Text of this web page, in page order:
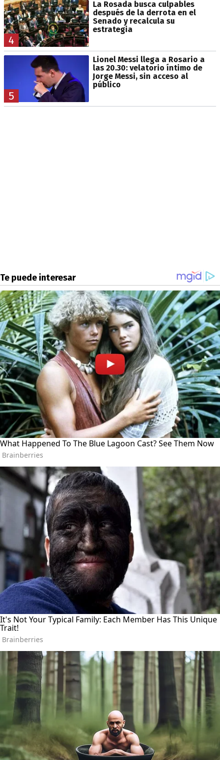
4
La Rosada busca culpables
después de la derrota en el
Senado y recalcula su
estrategia
5
Lionel Messi llega a Rosario a
las 20.30: velatorio íntimo de
Jorge Messi, sin acceso al
público